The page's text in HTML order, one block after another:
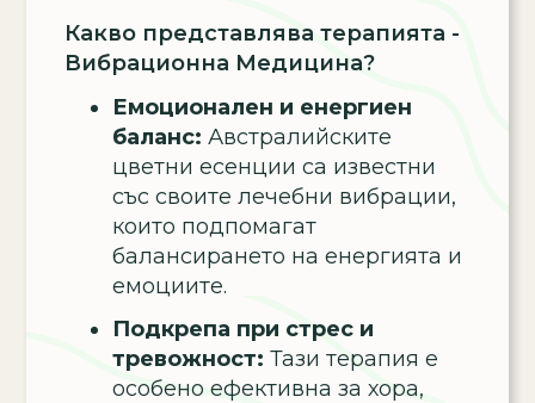
Какво представлява терапията -
Вибрационна Медицина?
Емоционален и енергиен
баланс: Австралийските
цветни есенции са известни
със своите лечебни вибрации,
които подпомагат
балансирането на енергията и
емоциите.
Подкрепа при стрес и
тревожност: Тази терапия е
особено ефективна за хора,